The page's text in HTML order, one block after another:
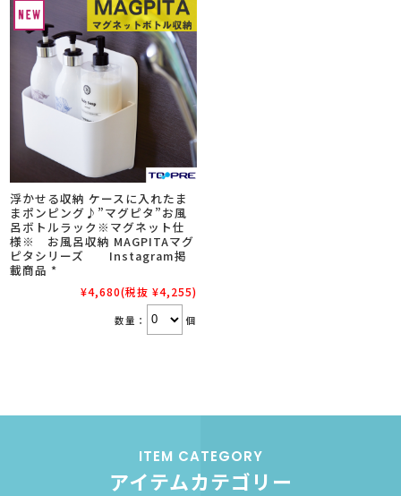
浮かせる収納 ケースに入れたま
まポンピング♪”マグピタ”お風
呂ボトルラック※マグネット仕
様※ お風呂収納 MAGPITAマグ
ピタシリーズ Instagram掲
載商品 *
¥4,680(税抜 ¥4,255)
数量： 個
ITEM CATEGORY
アイテムカテゴリー